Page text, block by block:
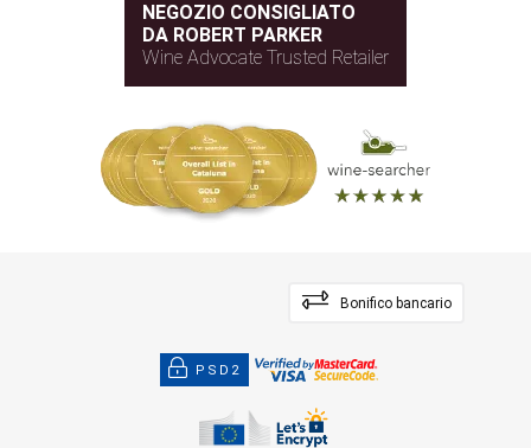
NEGOZIO CONSIGLIATO
DA ROBERT PARKER
Wine Advocate Trusted Retailer
Bonifico bancario
PSD2